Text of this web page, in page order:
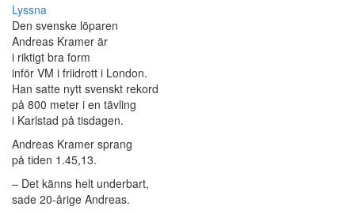
Lyssna
Den svenske löparen
Andreas Kramer är
i riktigt bra form
inför VM i friidrott i London.
Han satte nytt svenskt rekord
på 800 meter i en tävling
i Karlstad på tisdagen.
Andreas Kramer sprang
på tiden 1.45,13.
– Det känns helt underbart,
sade 20-årige Andreas.